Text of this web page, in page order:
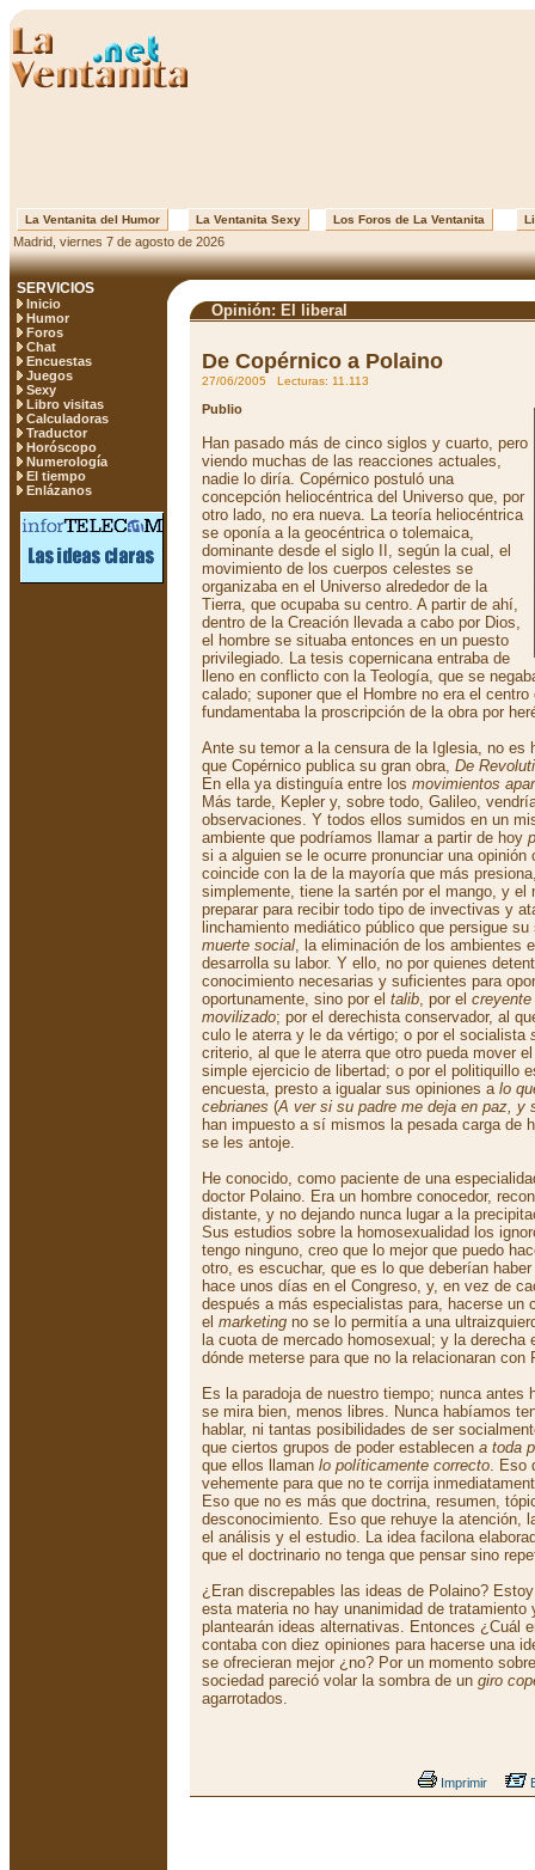
La Ventanita del Humor La Ventanita Sexy Los Foros de La Ventanita
Madrid, viernes 7 de agosto de 2026
SERVICIOS
Inicio
Humor
Foros
Chat
Encuestas
Juegos
Sexy
Libro visitas
Calculadoras
Traductor
Horóscopo
Numerología
El tiempo
Enlázanos
Opinión: El liberal
De Copérnico a Polaino
27/06/2005 Lecturas: 11.113
Publio
Han pasado más de cinco siglos y cuarto, pero
viendo muchas de las reacciones actuales,
nadie lo diría. Copérnico postuló una
concepción heliocéntrica del Universo que, por
otro lado, no era nueva. La teoría heliocéntrica
se oponía a la geocéntrica o tolemaica,
dominante desde el siglo II, según la cual, el
movimiento de los cuerpos celestes se
organizaba en el Universo alrededor de la
Tierra, que ocupaba su centro. A partir de ahí,
dentro de la Creación llevada a cabo por Dios,
el hombre se situaba entonces en un puesto
privilegiado. La tesis copernicana entraba de
lleno en conflicto con la Teología, que se
calado; suponer que el Hombre no era el
fundamentaba la proscripción de la obra por
Ante su temor a la censura de la Iglesia, no es
que Copérnico publica su gran obra, De
En ella ya distinguía entre los movimientos
Más tarde, Kepler y, sobre todo, Galileo,
observaciones. Y todos ellos sumidos en un
ambiente que podríamos llamar a partir de hoy
si a alguien se le ocurre pronunciar una opinión
coincide con la de la mayoría que más
simplemente, tiene la sartén por el mango, y el
preparar para recibir todo tipo de invectivas y
linchamiento mediático público que persigue
muerte social, la eliminación de los ambientes
desarrolla su labor. Y ello, no por quienes
conocimiento necesarias y suficientes para
oportunamente, sino por el talib, por el creyente
movilizado; por el derechista conservador, al
culo le aterra y le da vértigo; o por el socialista
criterio, al que le aterra que otro pueda mover
simple ejercicio de libertad; o por el politiquillo
encuesta, presto a igualar sus opiniones a lo
cebrianes (A ver si su padre me deja en paz, y
han impuesto a sí mismos la pesada carga de
se les antoje.
He conocido, como paciente de una
doctor Polaino. Era un hombre conocedor,
distante, y no dejando nunca lugar a la
Sus estudios sobre la homosexualidad los
tengo ninguno, creo que lo mejor que puedo
otro, es escuchar, que es lo que deberían
hace unos días en el Congreso, y, en vez de
después a más especialistas para, hacerse un
el marketing no se lo permitía a una
la cuota de mercado homosexual; y la derecha
dónde meterse para que no la relacionaran con
Es la paradoja de nuestro tiempo; nunca
se mira bien, menos libres. Nunca habíamos
hablar, ni tantas posibilidades de ser
que ciertos grupos de poder establecen a toda
que ellos llaman lo políticamente correcto. Eso
vehemente para que no te corrija
Eso que no es más que doctrina, resumen,
desconocimiento. Eso que rehuye la atención,
el análisis y el estudio. La idea facilona
que el doctrinario no tenga que pensar sino
¿Eran discrepables las ideas de Polaino?
esta materia no hay unanimidad de
plantearán ideas alternativas. Entonces ¿Cuál
contaba con diez opiniones para hacerse una
se ofrecieran mejor ¿no? Por un momento
sociedad pareció volar la sombra de un giro
agarrotados.
Imprimir